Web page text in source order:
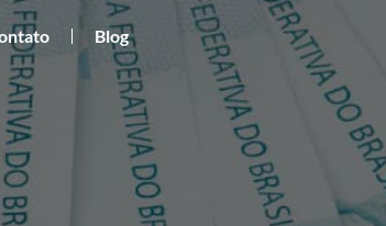
Blog